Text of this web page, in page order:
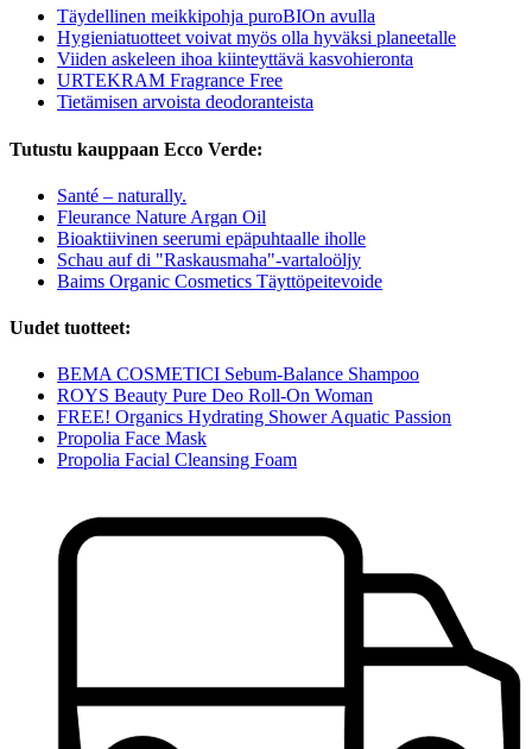
Täydellinen meikkipohja puroBIOn avulla
Hygieniatuotteet voivat myös olla hyväksi planeetalle
Viiden askeleen ihoa kiinteyttävä kasvohieronta
URTEKRAM Fragrance Free
Tietämisen arvoista deodoranteista
Tutustu kauppaan Ecco Verde:
Santé – naturally.
Fleurance Nature Argan Oil
Bioaktiivinen seerumi epäpuhtaalle iholle
Schau auf di "Raskausmaha"-vartaloöljy
Baims Organic Cosmetics Täyttöpeitevoide
Uudet tuotteet:
BEMA COSMETICI Sebum-Balance Shampoo
ROYS Beauty Pure Deo Roll-On Woman
FREE! Organics Hydrating Shower Aquatic Passion
Propolia Face Mask
Propolia Facial Cleansing Foam